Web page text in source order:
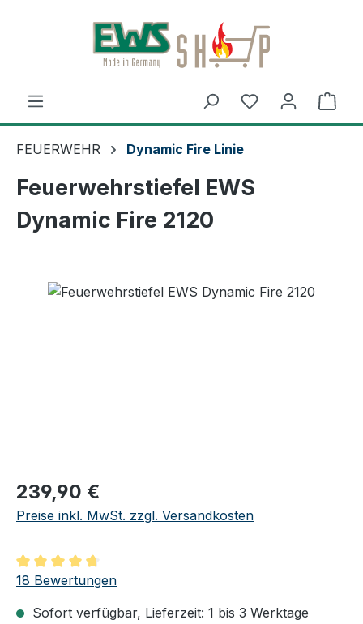
Zum Hauptinhalt springen
FEUERWEHR Dynamic Fire Linie
Feuerwehrstiefel EWS
Dynamic Fire 2120
Regulärer Preis:
239,90 €
Preise inkl. MwSt. zzgl. Versandkosten
Durchschnittliche Bewertung von 4.83 von 5 Sternen
18 Bewertungen
Sofort verfügbar, Lieferzeit: 1 bis 3 Werktage